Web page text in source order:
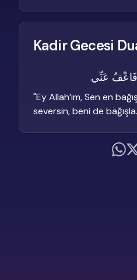
Kadir Gecesi
فَاعْفُ عَنِّي
"Ey Allah’ım, Sen en
seversin, beni de bağışla.